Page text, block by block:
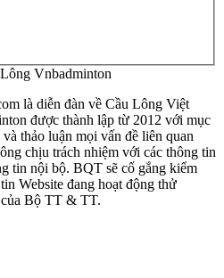
Vnbadminton
là diễn đàn về Cầu Lông Việt
được thành lập từ 2012 với mục
thảo luận mọi vấn đề liên quan
chịu trách nhiệm với các thông tin
tin nội bộ. BQT sẽ cố gắng kiểm
Website đang hoạt động thử
Bộ TT & TT.